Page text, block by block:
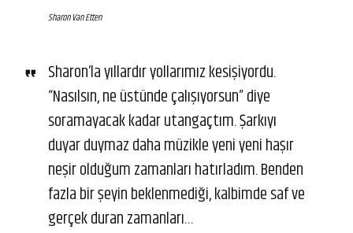
Sharon Van Etten
Sharon’la yıllardır yollarımız kesişiyordu.
“Nasılsın, ne üstünde çalışıyorsun” diye
soramayacak kadar utangaçtım. Şarkıyı
duyar duymaz daha müzikle yeni yeni haşır
neşir olduğum zamanları hatırladım. Benden
fazla bir şeyin beklenmediği, kalbimde saf ve
gerçek duran zamanları…